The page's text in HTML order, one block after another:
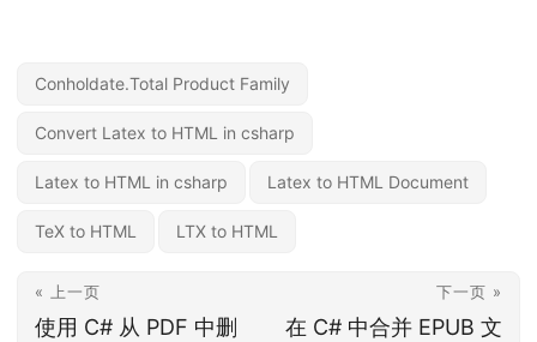
Conholdate.Total Product Family
Convert Latex to HTML in csharp
Latex to HTML in csharp Latex to HTML Document
TeX to HTML LTX to HTML
« 上一页
使用 C# 从 PDF 中删
下一页 »
在 C# 中合并 EPUB 文